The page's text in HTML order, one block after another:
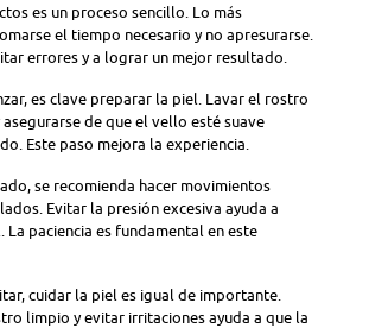
es un proceso sencillo. Lo más
el tiempo necesario y no apresurarse.
errores y a lograr un mejor resultado.
es clave preparar la piel. Lavar el rostro
de que el vello esté suave
Este paso mejora la experiencia.
se recomienda hacer movimientos
Evitar la presión excesiva ayuda a
paciencia es fundamental en este
cuidar la piel es igual de importante.
limpio y evitar irritaciones ayuda a que la